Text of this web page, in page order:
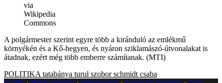
via
Wikipedia
Commons
A polgármester szerint egyre több a kiránduló az emlékmű
környékén és a Kő-hegyen, és nyáron sziklamászó-útvonalakat is
átadnak, ezért még több emberre számítanak. (MTI)
POLITIKA tatabánya turul szobor schmidt csaba